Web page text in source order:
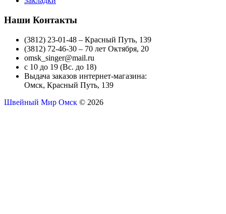
Наши Контакты
(3812) 23-01-48 – Красный Путь, 139
(3812) 72-46-30 – 70 лет Октября, 20
omsk_singer@mail.ru
с 10 до 19 (Вс. до 18)
Выдача заказов интернет-магазина:
Омск, Красный Путь, 139
Швейный Мир Омск © 2026